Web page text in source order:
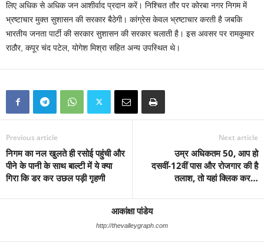
लिए अधिक से अधिक जन आशीर्वाद प्रदान करें। निश्चित तौर पर कोरबा नगर निगम में
भ्रष्टाचार मुक्त सुशासन की सरकार बैठेगी। कांग्रेस केवल भ्रष्टाचार करती है जबकि
भारतीय जनता पार्टी की सरकार सुशासन की सरकार चलाती है। इस अवसर पर रामकुमार
राठौर, कपूर चंद पटेल, योगेश मिश्रा सहित अन्य उपस्थित थे।
Previous article
निगम का नल खुलते ही रसोई पहुंची और
पीने के पानी के साथ बाल्टी में ये क्या
गिरा कि डर कर उछल पड़ी गृहणी
Next article
उम्र अधिकतम 50, आप हो
दसवीं-12वीं पास और रोजगार की है
तलाश, तो यहां क्लिक कर…
आकांक्षा पांडेय
http://thevalleygraph.com